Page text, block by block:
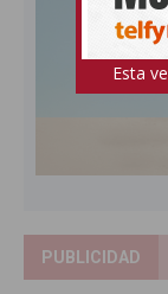
PUBLICIDAD
Esta